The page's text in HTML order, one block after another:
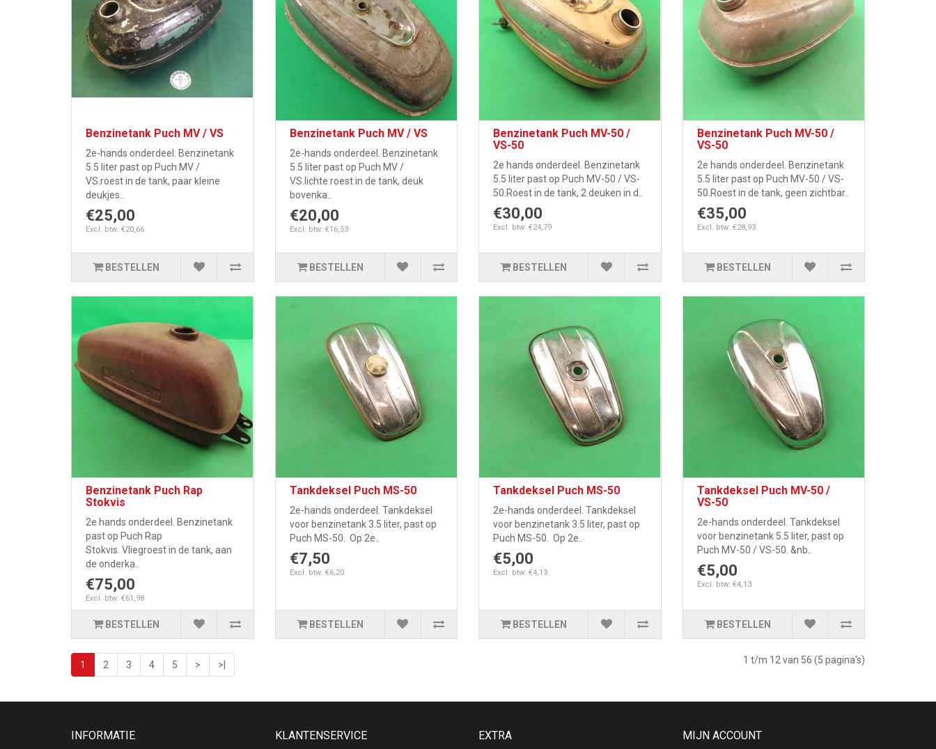
Benzinetank Puch MV / VS
2e-hands onderdeel. Benzinetank
5.5 liter past op Puch MV /
VS.roest in de tank, paar kleine
deukjes..
€25,00
Excl. btw: €20,66
BESTELLEN
Benzinetank Puch MV / VS
2e-hands onderdeel. Benzinetank
5.5 liter past op Puch MV /
VS.lichte roest in de tank, deuk
bovenka..
€20,00
Excl. btw: €16,53
BESTELLEN
Benzinetank Puch MV-50 /
VS-50
2e hands onderdeel. Benzinetank
5.5 liter past op Puch MV-50 / VS-
50.Roest in de tank, 2 deuken in d..
€30,00
Excl. btw: €24,79
BESTELLEN
Benzinetank Puch MV-50 /
VS-50
2e hands onderdeel. Benzinetank
5.5 liter past op Puch MV-50 / VS-
50.Roest in de tank, geen zichtbar..
€35,00
Excl. btw: €28,93
BESTELLEN
Benzinetank Puch Rap
Stokvis
2e hands onderdeel. Benzinetank
past op Puch Rap
Stokvis. Vliegroest in de tank, aan
de onderka..
€75,00
Excl. btw: €61,98
BESTELLEN
Tankdeksel Puch MS-50
2e-hands onderdeel. Tankdeksel
voor benzinetank 3.5 liter, past op
Puch MS-50. Op 2e..
€7,50
Excl. btw: €6,20
BESTELLEN
Tankdeksel Puch MS-50
2e-hands onderdeel. Tankdeksel
voor benzinetank 3.5 liter, past op
Puch MS-50. Op 2e..
€5,00
Excl. btw: €4,13
BESTELLEN
Tankdeksel Puch MV-50 /
VS-50
2e-hands onderdeel. Tankdeksel
voor benzinetank 5.5 liter, past op
Puch MV-50 / VS-50. &nb..
€5,00
Excl. btw: €4,13
BESTELLEN
1 2 3 4 5 > >| 1 t/m 12 van 56 (5 pagina's)
INFORMATIE KLANTENSERVICE EXTRA MIJN ACCOUNT